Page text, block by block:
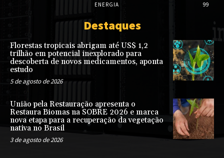
ENERGIA
99
Destaques
Florestas tropicais abrigam até US$ 1,2
trilhão em potencial inexplorado para
descoberta de novos medicamentos, aponta
estudo
5 de agosto de 2026
União pela Restauração apresenta o
Restaura Biomas na SOBRE 2026 e marca
nova etapa para a recuperação da vegetação
nativa no Brasil
3 de agosto de 2026